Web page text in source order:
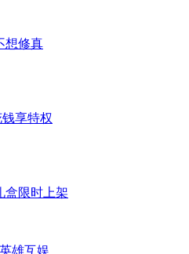
想修真
享特权
盒限时上架
英雄互娱